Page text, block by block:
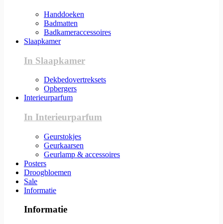
Handdoeken
Badmatten
Badkameraccessoires
Slaapkamer
In Slaapkamer
Dekbedovertreksets
Opbergers
Interieurparfum
In Interieurparfum
Geurstokjes
Geurkaarsen
Geurlamp & accessoires
Posters
Droogbloemen
Sale
Informatie
Informatie